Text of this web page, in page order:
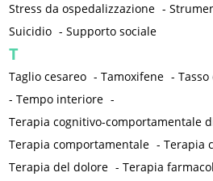
Stress da ospedalizzazione -
Suicidio -Supporto sociale
T
Taglio cesareo -Tamoxifene -
-Tempo interiore -
Terapia cognitivo-comportamentale
Terapia comportamentale -Terapia
Terapia del dolore -Terapia